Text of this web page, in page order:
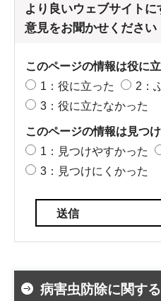
より良いウェブサイト
意見をお聞かせください
このページの情報は役に
1：役に立った
2：
3：役に立たなかった
このページの情報は見つ
1：見つけやすかった
3：見つけにくかった
病害虫防除に関す